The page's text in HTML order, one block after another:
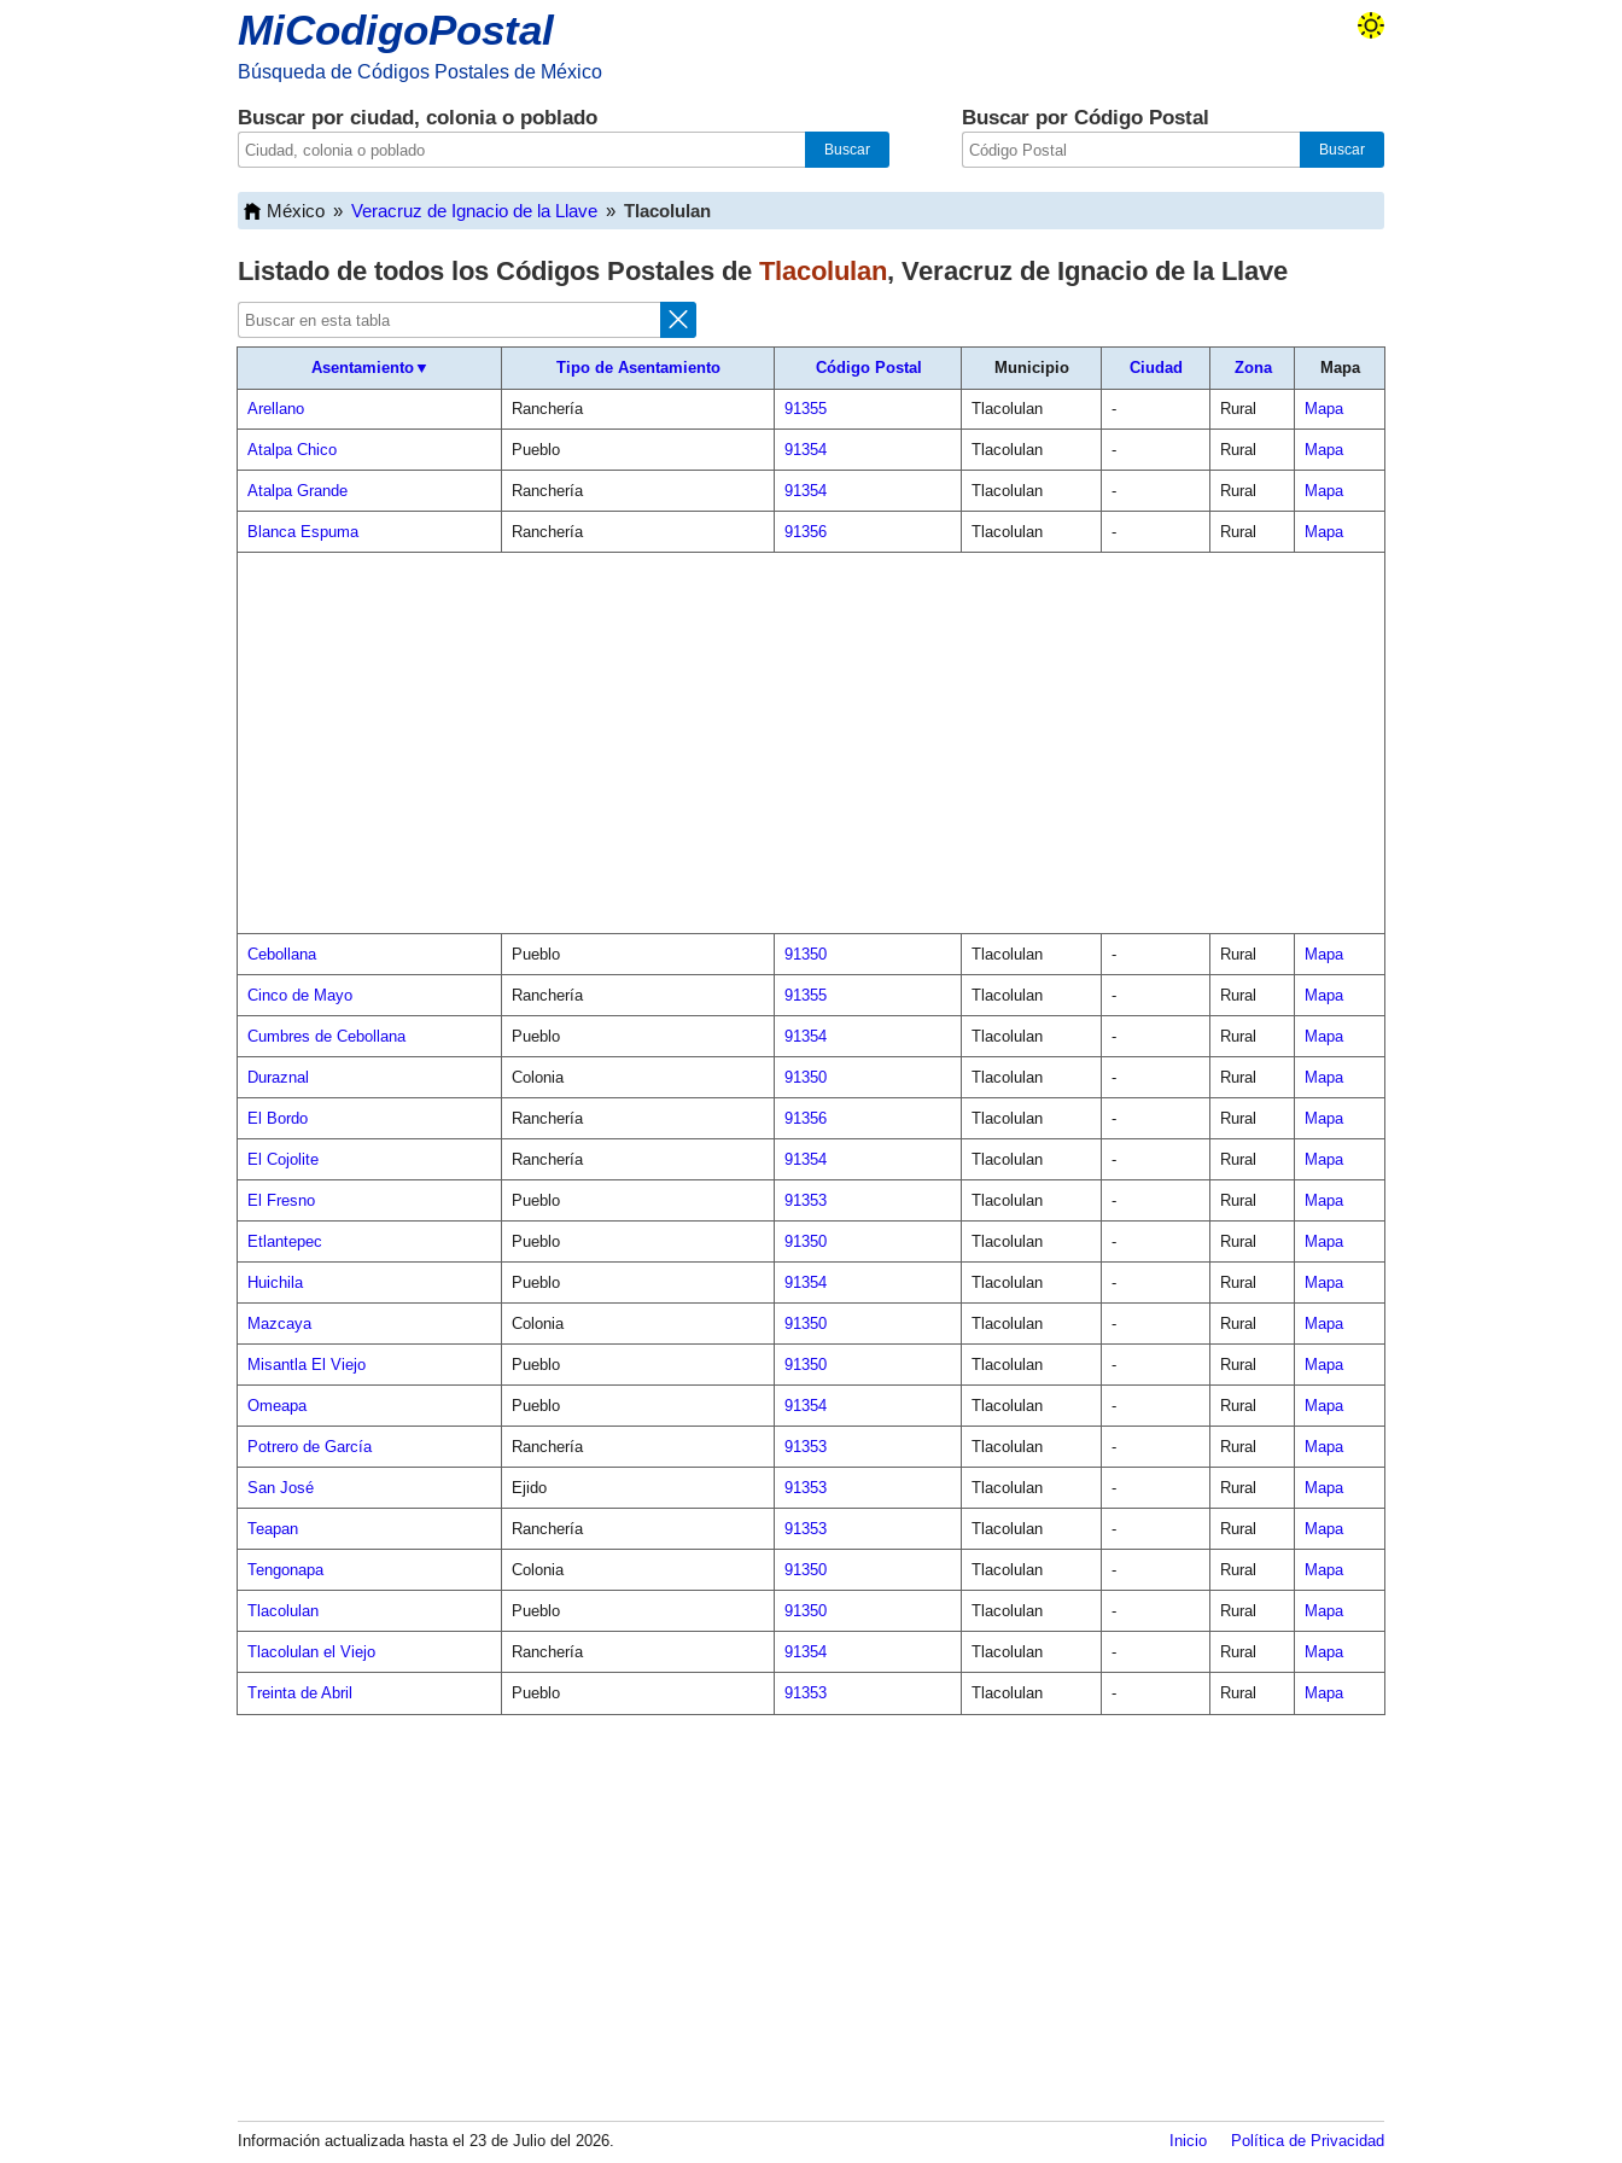
MiCodigoPostal
Búsqueda de Códigos Postales de México
Buscar por ciudad, colonia o poblado Buscar por Código Postal
México » Veracruz de Ignacio de la Llave » Tlacolulan
Listado de todos los Códigos Postales de Tlacolulan, Veracruz de Ignacio de la Llave
Asentamiento▼ Tipo de Asentamiento Código Postal Municipio Ciudad Zona Mapa
Arellano Ranchería 91355 Tlacolulan - Rural Mapa
Atalpa Chico Pueblo 91354 Tlacolulan - Rural Mapa
Atalpa Grande Ranchería 91354 Tlacolulan - Rural Mapa
Blanca Espuma Ranchería 91356 Tlacolulan - Rural Mapa
Cebollana Pueblo 91350 Tlacolulan - Rural Mapa
Cinco de Mayo Ranchería 91355 Tlacolulan - Rural Mapa
Cumbres de Cebollana Pueblo 91354 Tlacolulan - Rural Mapa
Duraznal Colonia 91350 Tlacolulan - Rural Mapa
El Bordo Ranchería 91356 Tlacolulan - Rural Mapa
El Cojolite Ranchería 91354 Tlacolulan - Rural Mapa
El Fresno Pueblo 91353 Tlacolulan - Rural Mapa
Etlantepec Pueblo 91350 Tlacolulan - Rural Mapa
Huichila Pueblo 91354 Tlacolulan - Rural Mapa
Mazcaya Colonia 91350 Tlacolulan - Rural Mapa
Misantla El Viejo Pueblo 91350 Tlacolulan - Rural Mapa
Omeapa Pueblo 91354 Tlacolulan - Rural Mapa
Potrero de García Ranchería 91353 Tlacolulan - Rural Mapa
San José Ejido 91353 Tlacolulan - Rural Mapa
Teapan Ranchería 91353 Tlacolulan - Rural Mapa
Tengonapa Colonia 91350 Tlacolulan - Rural Mapa
Tlacolulan Pueblo 91350 Tlacolulan - Rural Mapa
Tlacolulan el Viejo Ranchería 91354 Tlacolulan - Rural Mapa
Treinta de Abril Pueblo 91353 Tlacolulan - Rural Mapa
Información actualizada hasta el 23 de Julio del 2026. Inicio Política de Privacidad